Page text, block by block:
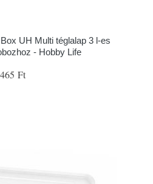
UH Multi téglalap 3 l-es
- Hobby Life
465 Ft